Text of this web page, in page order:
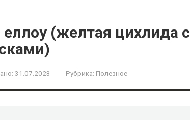
(желтая цихлида с
31.07.2023 Рубрика: Полезное